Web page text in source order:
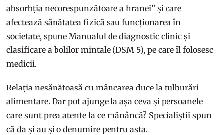
absorbția necorespunzătoare a hranei” și care
afectează sănătatea fizică sau funcționarea în
societate, spune Manualul de diagnostic clinic și
clasificare a bolilor mintale (DSM 5), pe care îl folosesc
medicii.
Relația nesănătoasă cu mâncarea duce la tulburări
alimentare. Dar pot ajunge la așa ceva și persoanele
care sunt prea atente la ce mănâncă? Specialiștii spun
că da și au și o denumire pentru asta.